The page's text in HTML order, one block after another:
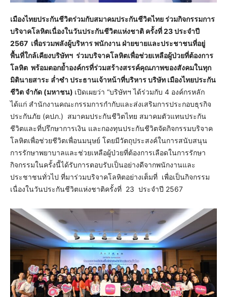
เมืองไทยประกันชีวิตร่วมกับสมาคมประกันชีวิตไทย ร่วมกิจกรรมการ
บริจาคโลหิตเนื่องในวันประกันชีวิตแห่งชาติ ครั้งที่ 23 ประจำปี
2567 เพื่อรวมพลังผู้บริหาร พนักงาน ฝ่ายขายและประชาชนที่อยู่
พื้นที่ใกล้เคียงบริษัทฯ ร่วมบริจาคโลหิตเพื่อช่วยเหลือผู้ป่วยที่ต้องการ
โลหิต พร้อมตอกย้ำองค์กรที่ร่วมสร้างสรรค์คุณภาพของสังคมในทุก
มิตินายสาระ ล่ำซำ ประธานเจ้าหน้าที่บริหาร บริษัท เมืองไทยประกัน
ชีวิต จำกัด (มหาชน) เปิดเผยว่า “บริษัทฯ ได้ร่วมกับ 4 องค์กรหลัก
ได้แก่ สำนักงานคณะกรรมการกำกับและส่งเสริมการประกอบธุรกิจ
ประกันภัย (คปภ.) สมาคมประกันชีวิตไทย สมาคมตัวแทนประกัน
ชีวิตและที่ปรึกษาการเงิน และกองทุนประกันชีวิตจัดกิจกรรมบริจาค
โลหิตเพื่อช่วยชีวิตเพื่อนมนุษย์ โดยมีวัตถุประสงค์ในการสนับสนุน
การรักษาพยาบาลและช่วยเหลือผู้ป่วยที่ต้องการเลือดในการรักษา
กิจกรรมในครั้งนี้ได้รับการตอบรับเป็นอย่างดีจากพนักงานและ
ประชาชนทั่วไป ที่มาร่วมบริจาคโลหิตอย่างเต็มที่ เพื่อเป็นกิจกรรม
เนื่องในวันประกันชีวิตแห่งชาติครั้งที่ 23 ประจำปี 2567